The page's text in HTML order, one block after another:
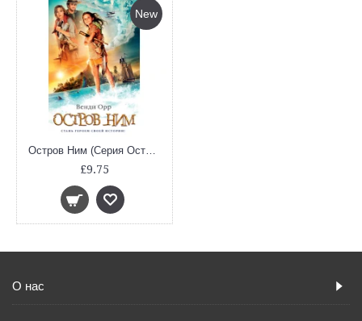
New
Остров Ним (Серия Остров Ним)
£9.75
О нас